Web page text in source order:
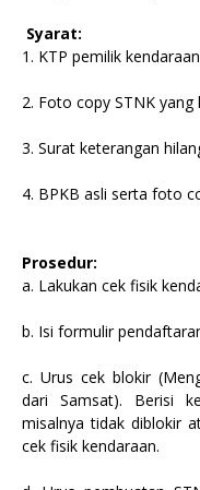
Syarat:
1. KTP pemilik
2. Foto copy STNK yang
3. Surat keterangan
4. BPKB asli serta foto
Prosedur:
a. Lakukan cek fisik
b. Isi formulir
c. Urus cek blokir
dari Samsat). Berisi
misalnya tidak diblokir
cek fisik kendaraan.